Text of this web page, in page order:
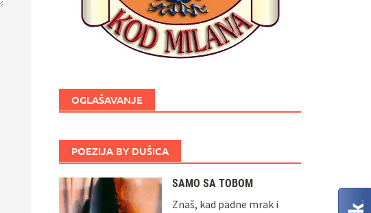
OGLAŠAVANJE
POEZIJA BY DUŠICA
SAMO SA TOBOM
Znaš, kad padne mrak i